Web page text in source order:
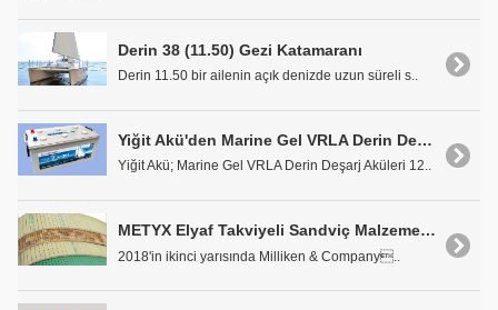
Derin 38 (11.50) Gezi Katamaranı
Derin 11.50 bir ailenin açık denizde uzun süreli s..
Yiğit Akü'den Marine Gel VRLA Derin Deşarj Aküleri
Yiğit Akü; Marine Gel VRLA Derin Deşarj Aküleri 12..
METYX Elyaf Takviyeli Sandviç Malzemesi TYCOR®'la Marine Endüstrisine Hafiflik Getiriyor
2018'in ikinci yarısında Milliken & Company..